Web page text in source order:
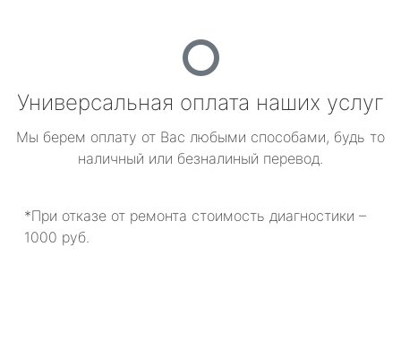
Универсальная оплата наших услуг
Мы берем оплату от Вас любыми способами, будь то
наличный или безналиный перевод.
*При отказе от ремонта стоимость диагностики –
1000 руб.